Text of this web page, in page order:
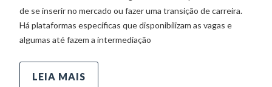
de se inserir no mercado ou fazer uma transição de carreira.
Há plataformas específicas que disponibilizam as vagas e
algumas até fazem a intermediação
LEIA MAIS